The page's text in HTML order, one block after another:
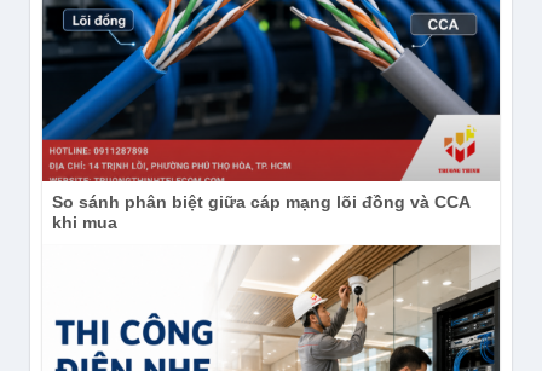
So sánh phân biệt giữa cáp mạng lõi đồng và CCA
khi mua